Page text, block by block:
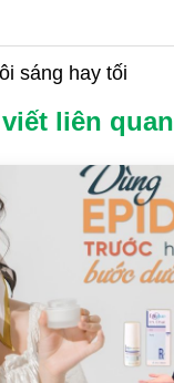
sáng hay tối
liên quan